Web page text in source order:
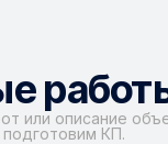
или описание
КП.